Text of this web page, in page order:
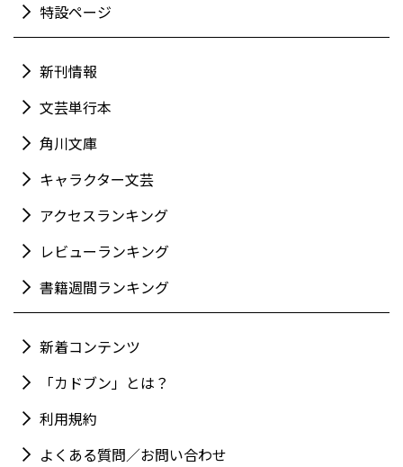
特設ページ
新刊情報
文芸単行本
角川文庫
キャラクター文芸
アクセスランキング
レビューランキング
書籍週間ランキング
新着コンテンツ
「カドブン」とは？
利用規約
よくある質問／お問い合わせ